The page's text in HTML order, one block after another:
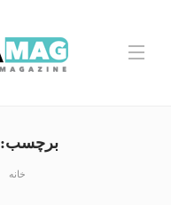
برچسب:
خانه